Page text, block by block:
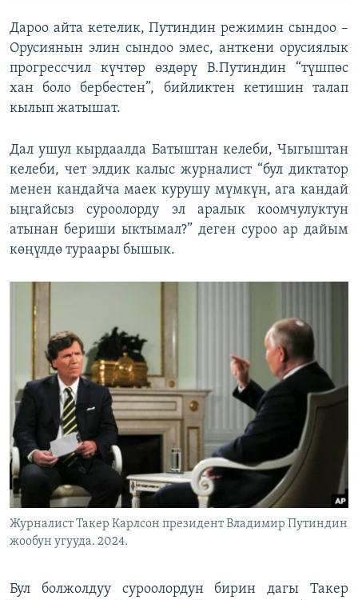
Дароо айта кетелик, Путиндин режимин сындоо –
Орусиянын элин сындоо эмес, анткени орусиялык
прогрессчил күчтөр өздөрү В.Путиндин “түшпөс
хан боло бербестен”, бийликтен кетишин талап
кылып жатышат.
Дал ушул кырдаалда Батыштан келеби, Чыгыштан
келеби, чет элдик калыс журналист “бул диктатор
менен кандайча маек курушу мүмкүн, ага кандай
ыңгайсыз суроолорду эл аралык коомчулуктун
атынан бериши ыктымал?” деген суроо ар дайым
көңүлдө тураары бышык.
Журналист Такер Карлсон президент Владимир Путиндин
жообун угууда. 2024.
Бул болжолдуу суроолордун бирин дагы Такер